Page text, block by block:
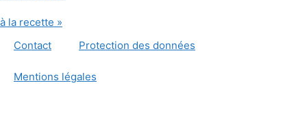
à la recette »
Contact
Protection des données
Mentions légales